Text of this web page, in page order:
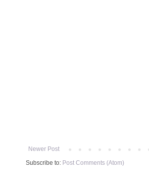
Newer Post
Subscribe to: Post Comments (Atom)